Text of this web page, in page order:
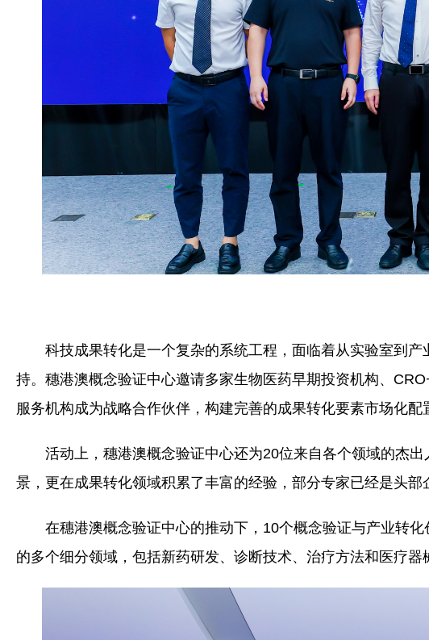
科技成果转化是一个复杂的系统工程，面临着从实验室到
持。穗港澳概念验证中心邀请多家生物医药早期投资机构、
服务机构成为战略合作伙伴，构建完善的成果转化要素市场化
活动上，穗港澳概念验证中心还为20位来自各个领域的杰
景，更在成果转化领域积累了丰富的经验，部分专家已经是头部
在穗港澳概念验证中心的推动下，10个概念验证与产业转
的多个细分领域，包括新药研发、诊断技术、治疗方法和医疗